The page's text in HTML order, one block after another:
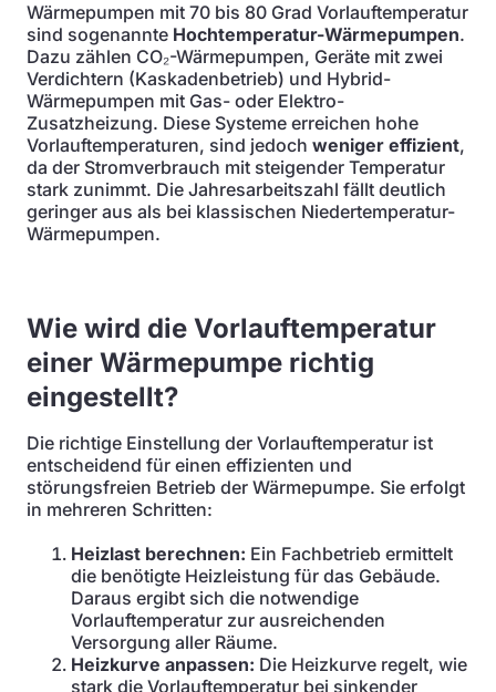
Wärmepumpen mit 70 bis 80 Grad Vorlauftemperatur
sind sogenannte Hochtemperatur-Wärmepumpen.
Dazu zählen CO₂-Wärmepumpen, Geräte mit zwei
Verdichtern (Kaskadenbetrieb) und Hybrid-
Wärmepumpen mit Gas- oder Elektro-
Zusatzheizung. Diese Systeme erreichen hohe
Vorlauftemperaturen, sind jedoch weniger effizient,
da der Stromverbrauch mit steigender Temperatur
stark zunimmt. Die Jahresarbeitszahl fällt deutlich
geringer aus als bei klassischen Niedertemperatur-
Wärmepumpen.
Wie wird die Vorlauftemperatur
einer Wärmepumpe richtig
eingestellt?
Die richtige Einstellung der Vorlauftemperatur ist
entscheidend für einen effizienten und
störungsfreien Betrieb der Wärmepumpe. Sie erfolgt
in mehreren Schritten:
Heizlast berechnen: Ein Fachbetrieb ermittelt
die benötigte Heizleistung für das Gebäude.
Daraus ergibt sich die notwendige
Vorlauftemperatur zur ausreichenden
Versorgung aller Räume.
Heizkurve anpassen: Die Heizkurve regelt, wie
stark die Vorlauftemperatur bei sinkender